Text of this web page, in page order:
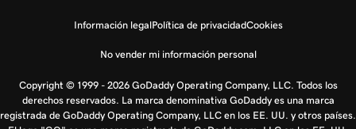
Información legalPolítica de privacidadCookies
No vender mi información personal
Copyright © 1999 - 2026 GoDaddy Operating Company, LLC. Todos los
derechos reservados. La marca denominativa GoDaddy es una marca
registrada de GoDaddy Operating Company, LLC en los EE. UU. y otros países.